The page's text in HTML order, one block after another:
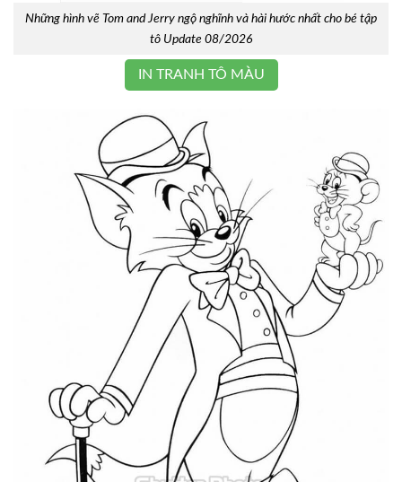
Những hình vẽ Tom and Jerry ngộ nghĩnh và hài hước nhất cho bé tập
tô Update 08/2026
IN TRANH TÔ MÀU